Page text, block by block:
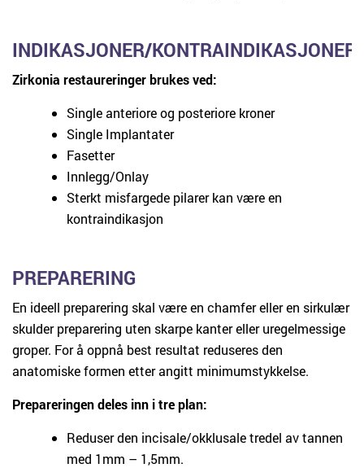
INDIKASJONER/KONTRAINDIKASJONER
Zirkonia restaureringer brukes ved:
Single anteriore og posteriore kroner
Single Implantater
Fasetter
Innlegg/Onlay
Sterkt misfargede pilarer kan være en
kontraindikasjon
PREPARERING
En ideell preparering skal være en chamfer eller en sirkulær
skulder preparering uten skarpe kanter eller uregelmessige
groper. For å oppnå best resultat reduseres den
anatomiske formen etter angitt minimumstykkelse.
Prepareringen deles inn i tre plan:
Reduser den incisale/okklusale tredel av tannen
med 1mm – 1,5mm.